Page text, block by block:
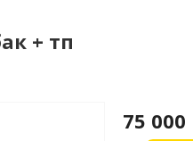
+ тп
75 000